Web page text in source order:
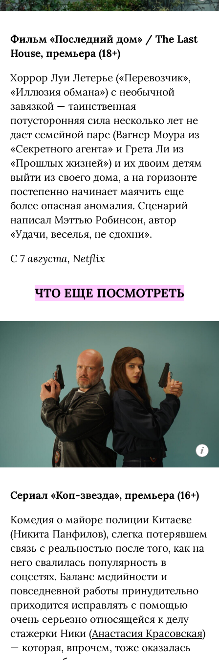
Фильм «Последний дом» / The Last
Хоррор Луи Летерье («Перевозчик»,
«Иллюзия обмана») с необычной
завязкой — таинственная
потусторонняя сила несколько лет не
дает семейной паре (Вагнер Моура из
«Секретного агента» и Грета Ли из
«Прошлых жизней») и их двоим детям
выйти из своего дома, а на горизонте
более опасная аномалия. Сценарий
написал Мэттью Робинсон, автор
«Удачи, веселья, не сдохни».
С 7 августа, Netflix
ЧТО ЕЩЕ ПОСМОТРЕТЬ